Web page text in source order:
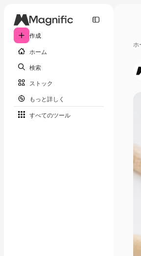
作成
ホーム
検索
ストック
もっと詳しく
すべてのツール
ホ